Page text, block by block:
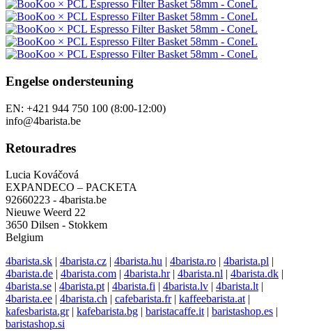
Engelse ondersteuning
EN: +421 944 750 100 (8:00-12:00)
info@4barista.be
Retouradres
Lucia Kováčová
EXPANDECO – PACKETA
92660223 - 4barista.be
Nieuwe Weerd 22
3650 Dilsen - Stokkem
Belgium
4barista.sk | 4barista.cz | 4barista.hu | 4barista.ro | 4barista.pl |
4barista.de | 4barista.com | 4barista.hr| 4barista.nl | 4barista.dk |
4barista.se | 4barista.pt | 4barista.fi | 4barista.lv | 4barista.lt |
4barista.ee | 4barista.ch | cafebarista.fr| kaffeebarista.at |
kafesbarista.gr| kafebarista.bg | baristacaffe.it | baristashop.es |
baristashop.si